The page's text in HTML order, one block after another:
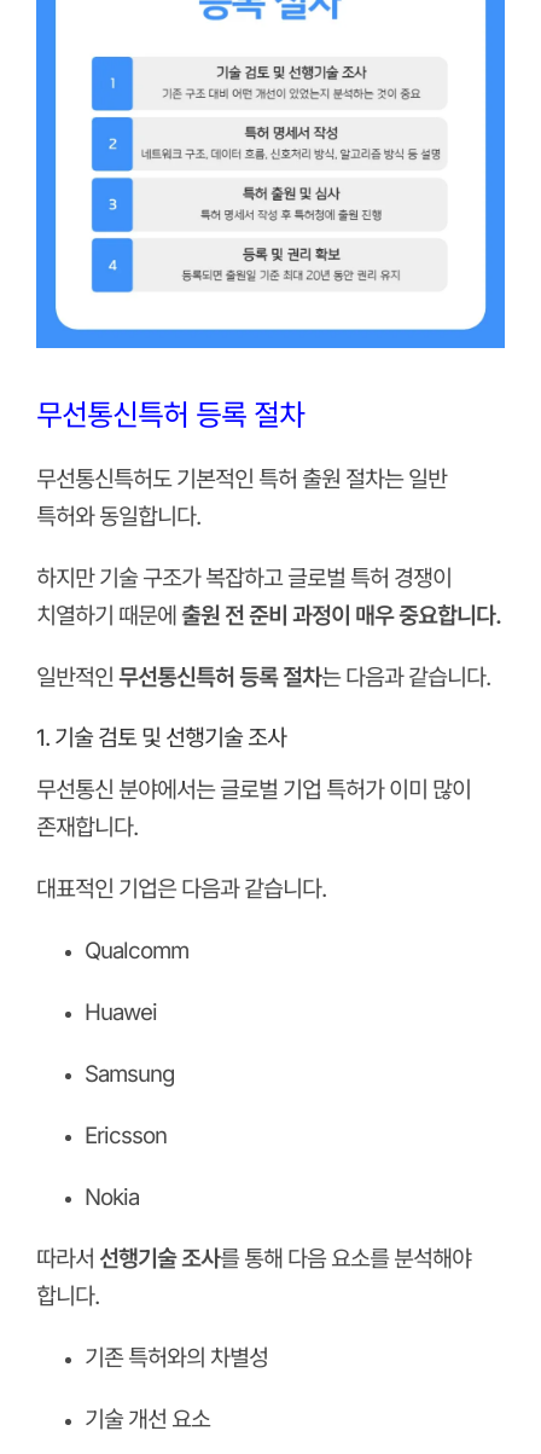
무선통신특허 등록 절차
무선통신특허도 기본적인 특허 출원 절차는 일반
특허와 동일합니다.
하지만 기술 구조가 복잡하고 글로벌 특허 경쟁이
치열하기 때문에 출원 전 준비 과정이 매우 중요합니다.
일반적인 무선통신특허 등록 절차는 다음과 같습니다.
1. 기술 검토 및 선행기술 조사
무선통신 분야에서는 글로벌 기업 특허가 이미 많이
존재합니다.
대표적인 기업은 다음과 같습니다.
Qualcomm
Huawei
Samsung
Ericsson
Nokia
따라서 선행기술 조사를 통해 다음 요소를 분석해야
합니다.
기존 특허와의 차별성
기술 개선 요소